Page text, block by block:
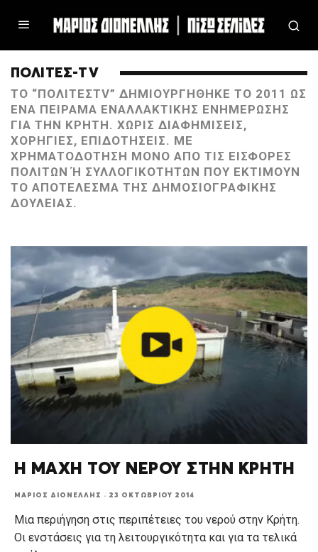
ΠΟΛΙΤΕΣ-TV
ΤΟ “ΠΟΛΊΤΕΣTV” ΔΗΜΙΟΥΡΓΉΘΗΚΕ ΤΟ 2011 ΩΣ
ΈΝΑ ΠΕΊΡΑΜΑ ΕΝΑΛΛΑΚΤΙΚΉΣ ΕΝΗΜΈΡΩΣΗΣ
ΓΙΑ ΤΗΝ ΚΡΉΤΗ. ΧΩΡΊΣ ΔΙΑΦΗΜΊΣΕΙΣ,
ΧΟΡΗΓΊΕΣ, ΕΠΙΔΟΤΉΣΕΙΣ. ΜΕ
ΧΡΗΜΑΤΟΔΌΤΗΣΗ ΜΌΝΟ ΑΠΌ ΤΙΣ ΕΙΣΦΟΡΈΣ
ΠΟΛΙΤΏΝ Ή ΣΥΛΛΟΓΙΚΟΤΉΤΩΝ ΠΟΥ ΕΚΤΙΜΟΎΝ Τ
Ο ΑΠΟΤΈΛΕΣΜΑ ΤΗΣ ΔΗΜΟΣΙΟΓΡΑΦΙΚΉΣ Δ
ΟΥΛΕΙΆΣ.
Η ΜΑΧΗ ΤΟΥ ΝΕΡΟΥ ΣΤΗΝ ΚΡΗΤΗ
ΜΆΡΙΟΣ ΔΙΟΝΈΛΛΗΣ · 23 ΟΚΤΩΒΡΊΟΥ 2014
Μια περιήγηση στις περιπέτειες του νερού στην Κρήτη.
Οι ενστάσεις για τη λειτουργικότητα και για τα τελικά